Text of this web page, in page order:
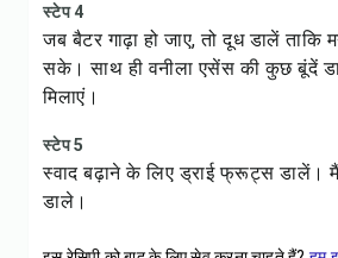
स्टेप 4
जब बैटर गाढ़ा हो जाए, तो दूध डालें ताकि
सके। साथ ही वनीला एसेंस की कुछ बूंदें
मिलाएं।
स्टेप 5
स्वाद बढ़ाने के लिए ड्राई फ्रूट्स डालें।
डाले।